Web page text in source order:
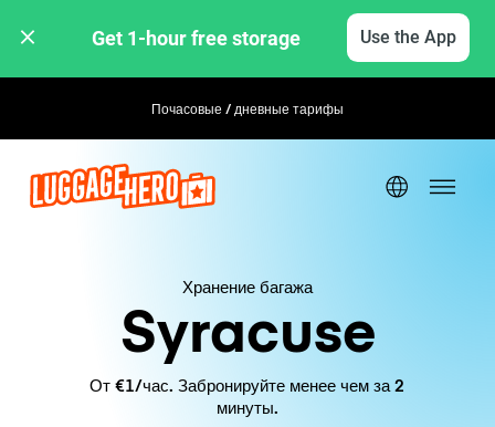
Get 1-hour free storage Use the App
Почасовые / дневные тарифы
Хранение багажа
Syracuse
От €1/час. Забронируйте менее чем за 2
минуты.